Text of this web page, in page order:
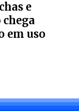
e
em uso